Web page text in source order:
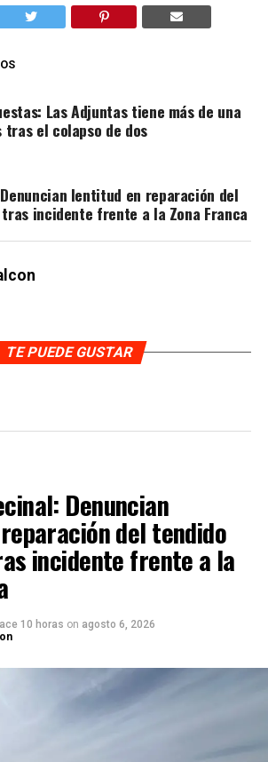
Las Adjuntas tiene más de una
tras el colapso de dos
lentitud en reparación del
incidente frente a la Zona Franca
TE PUEDE GUSTAR
Denuncian
del tendido
incidente frente a la
10 horas on agosto 6, 2026